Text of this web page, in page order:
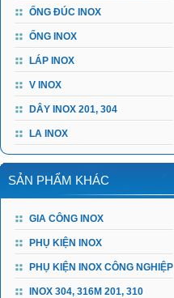
ỐNG ĐÚC INOX
ỐNG INOX
LÁP INOX
V INOX
DÂY INOX 201, 304
LA INOX
SẢN PHẨM KHÁC
GIA CÔNG INOX
PHỤ KIỆN INOX
PHỤ KIỆN INOX CÔNG NGHIỆP
INOX 304, 316M 201, 310